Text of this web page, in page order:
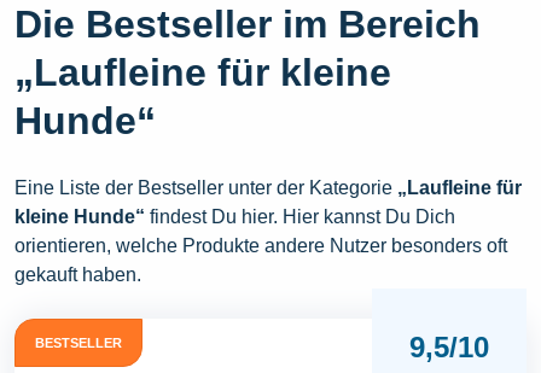
Die Bestseller im Bereich
„Laufleine für kleine
Hunde“
Eine Liste der Bestseller unter der Kategorie „Laufleine für
kleine Hunde“ findest Du hier. Hier kannst Du Dich
orientieren, welche Produkte andere Nutzer besonders oft
gekauft haben.
BESTSELLER 9,5/10